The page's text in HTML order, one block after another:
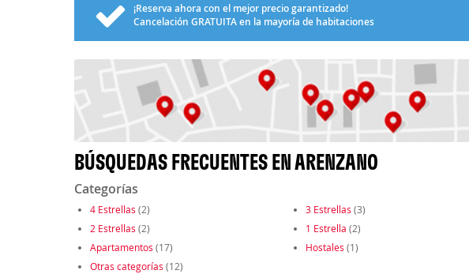
¡Reserva ahora con el mejor precio garantizado!
Cancelación GRATUITAen la mayoría de habitaciones
BÚSQUEDAS FRECUENTES EN ARENZANO
Categorías
4 Estrellas (2) 3 Estrellas (3)
2 Estrellas (2) 1 Estrella (2)
Apartamentos (17) Hostales (1)
Otras categorías (12)